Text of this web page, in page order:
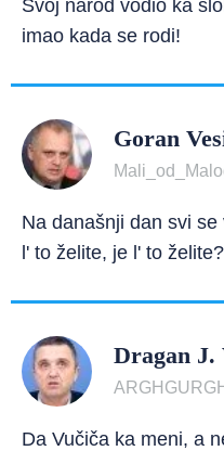
Svoj narod vodio ka
imao kada se rodi!
Goran
Na današnji dan svi
l' to želite, je l' to
Dragan J.
Da Vučiča ka meni, a